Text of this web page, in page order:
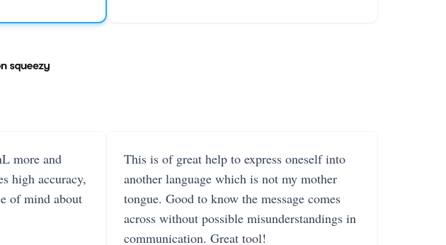
more and
high accuracy,
of mind about
This is of great help to express oneself into
another language which is not my mother
tongue. Good to know the message comes
across without possible misunderstandings in
communication. Great tool!